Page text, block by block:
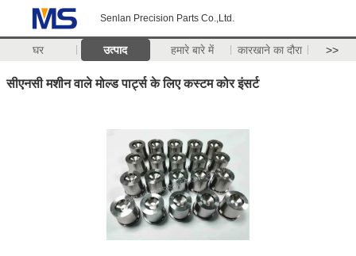
Senlan Precision Parts Co.,Ltd.
घर उत्पाद हमारे बारे में कारखाने का दौरा >>
सीएनसी मशीन वाले मोल्ड पार्ट्स के लिए कस्टम कोर इंसर्ट